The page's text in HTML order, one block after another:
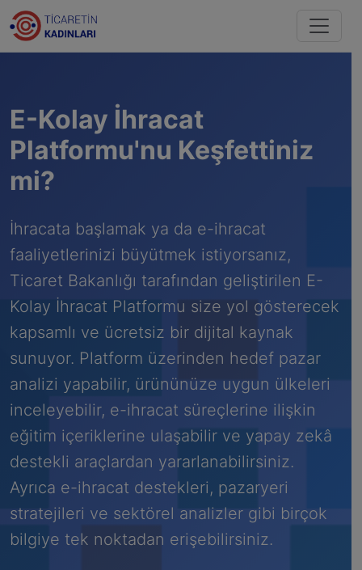
E-Kolay İhracat
Platformu'nu Keşfettiniz
mi?
İhracata başlamak ya da e-ihracat
faaliyetlerinizi büyütmek istiyorsanız,
Ticaret Bakanlığı tarafından geliştirilen E-
Kolay İhracat Platformu size yol gösterecek
kapsamlı ve ücretsiz bir dijital kaynak
sunuyor. Platform üzerinden hedef pazar
analizi yapabilir, ürününüze uygun ülkeleri
inceleyebilir, e-ihracat süreçlerine ilişkin
eğitim içeriklerine ulaşabilir ve yapay zekâ
destekli araçlardan yararlanabilirsiniz.
Ayrıca e-ihracat destekleri, pazaryeri
stratejileri ve sektörel analizler gibi birçok
bilgiye tek noktadan erişebilirsiniz.